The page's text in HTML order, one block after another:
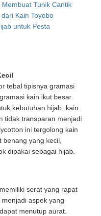
Tunik Cantik
Kain Toyobo
untuk Pesta
tebal tipisnya gramasi
kain ikut besar.
kebutuhan hijab, kain
tidak transparan menjadi
ini tergolong kain
yang kecil,
dipakai sebagai hijab.
serat yang rapat
aspek yang
menutup aurat.